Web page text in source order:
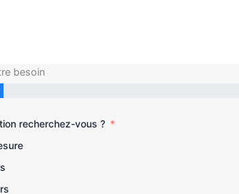
besoin
recherchez-vous ?